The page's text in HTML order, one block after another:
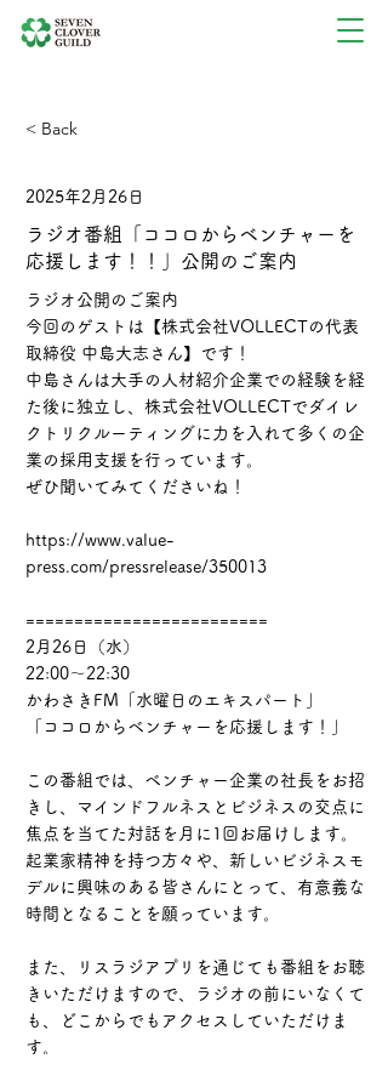
< Back
2025年2月26日
ラジオ番組「ココロからベンチャーを
応援します！！」公開のご案内
ラジオ公開のご案内
今回のゲストは【株式会社VOLLECTの代表
取締役 中島大志さん】です！
中島さんは大手の人材紹介企業での経験を経
た後に独立し、株式会社VOLLECTでダイレ
クトリクルーティングに力を入れて多くの企
業の採用支援を行っています。
ぜひ聞いてみてくださいね！
https://www.value-
press.com/pressrelease/350013
=========================
2月26日（水）
22:00～22:30
かわさきFM「水曜日のエキスパート」
「ココロからベンチャーを応援します！」
この番組では、ベンチャー企業の社長をお招
きし、マインドフルネスとビジネスの交点に
焦点を当てた対話を月に1回お届けします。
起業家精神を持つ方々や、新しいビジネスモ
デルに興味のある皆さんにとって、有意義な
時間となることを願っています。
また、リスラジアプリを通じても番組をお聴
きいただけますので、ラジオの前にいなくて
も、どこからでもアクセスしていただけま
す。